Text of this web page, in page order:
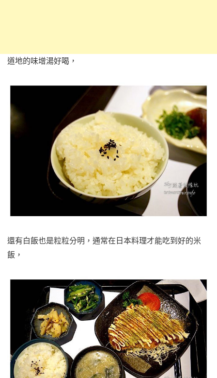
道地的味增湯好喝，
還有白飯也是粒粒分明，通常在日本料理才能吃到好的米
飯，